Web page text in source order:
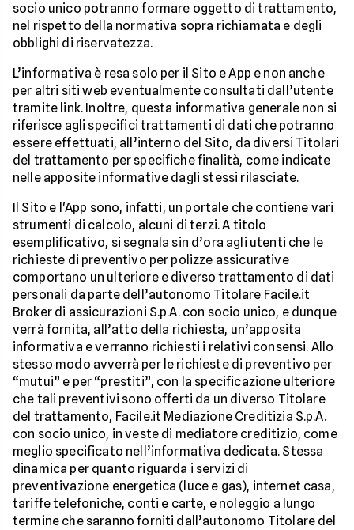
socio unico potranno formare oggetto di trattamento,
nel rispetto della normativa sopra richiamata e degli
obblighi di riservatezza.
L’informativa è resa solo per il Sito e App e non anche
per altri siti web eventualmente consultati dall’utente
tramite link. Inoltre, questa informativa generale non si
riferisce agli specifici trattamenti di dati che potranno
essere effettuati, all’interno del Sito, da diversi Titolari
del trattamento per specifiche finalità, come indicate
nelle apposite informative dagli stessi rilasciate.
Il Sito e l'App sono, infatti, un portale che contiene vari
strumenti di calcolo, alcuni di terzi. A titolo
esemplificativo, si segnala sin d’ora agli utenti che le
richieste di preventivo per polizze assicurative
comportano un ulteriore e diverso trattamento di dati
personali da parte dell’autonomo Titolare Facile.it
Broker di assicurazioni S.p.A. con socio unico, e dunque
verrà fornita, all’atto della richiesta, un’apposita
informativa e verranno richiesti i relativi consensi. Allo
stesso modo avverrà per le richieste di preventivo per
“mutui” e per “prestiti”, con la specificazione ulteriore
che tali preventivi sono offerti da un diverso Titolare
del trattamento, Facile.it Mediazione Creditizia S.p.A.
con socio unico, in veste di mediatore creditizio, come
meglio specificato nell’informativa dedicata. Stessa
dinamica per quanto riguarda i servizi di
preventivazione energetica (luce e gas), internet casa,
tariffe telefoniche, conti e carte, e noleggio a lungo
termine che saranno forniti dall’autonomo Titolare del